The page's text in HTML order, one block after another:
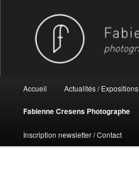
principal
Accueil Actualités / Expositions
Fabienne Cresens Photographe
Inscription newsletter / Contact